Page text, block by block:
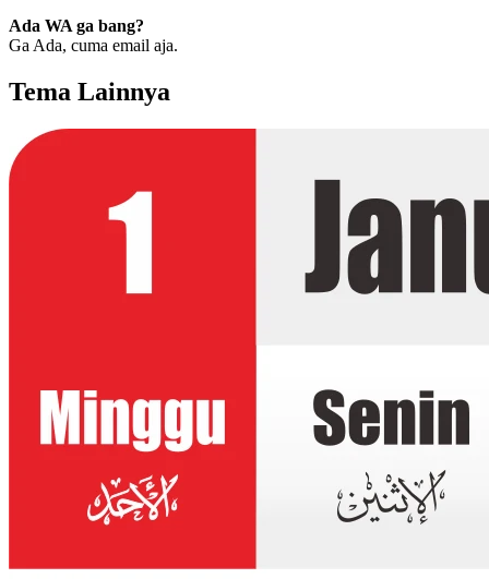
Ada WA ga bang?
Ga Ada, cuma email aja.
Tema Lainnya